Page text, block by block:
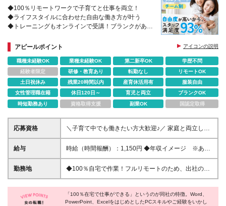
◆100％リモートワークで子育てと仕事を両立！
◆ライフスタイルに合わせた自由な働き方が叶う
◆トレーニングもオンラインで受講！ブランクがある
◆チームで助け合うから、在宅でも安心！
アピールポイント アイコンの説明
職種未経験OK 業種未経験OK 第二新卒OK
学歴不問
経験者限定
研修・教育あり 転勤なし
リモートOK
土日祝休み
残業20時間以内 産育休活用有
服装自由
女性管理職在籍
休日120日～ 育児と両立
ブランクOK
時短勤務あり
資格取得支援 副業OK 国認定取得
応募資格
＼子育て中でも働きたい方大歓迎♪／ 家庭と両立しな
がら活躍している方が多数！ これまでのご経験をい
かして働けます！ 【具体的には】 ・1年以上の社会人
ツールを業務で使用したご経験 （PowerPointや
Googleスプレッドシート、ファイルを複数人で共有
ーションを行った経験 オンラインミーティングを行
いますので、Webカメラを使用し、お顔を合わせてお
給与
時給（時間報酬）：1,150円 ◆年収イメージ ※あく
まで一例です 年収220万8,000円～（時間報酬1,150円
で1日8h×月20日×12カ月で計算） 年収110万4,000円
※トレーニング期間中（1ヶ月程度）も時間報酬は
1,150円です
勤務地
◆100％自宅で作業！フルリモートのため、出社の必
要はありません。 ≪本社≫ 東京都中央区銀座6-14-8
※業務には在宅ワークのできる環境が必要です。 ≪作
業をするにあたって必要な環境≫ ※スタートまでにご
「100％在宅で仕事ができる」というのが同社の特徴。Word、
PowerPoint、ExcelをはじめとしたPCスキルやご経験をいかし